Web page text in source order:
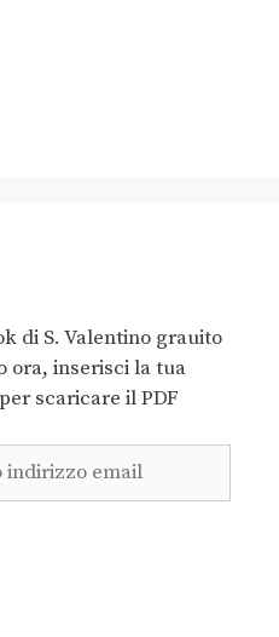
di S. Valentino grauito
ora, inserisci la tua
scaricare il PDF